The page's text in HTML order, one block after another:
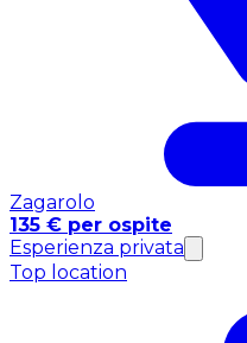
Zagarolo
135 € per ospite
Esperienza privata
Top location